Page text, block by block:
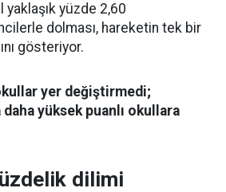
yaklaşık yüzde 2,60
dolması, hareketin tek bir
gösteriyor.
yer değiştirmedi;
yüksek puanlı okullara
dilimi